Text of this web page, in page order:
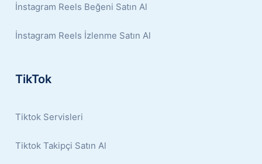
İnstagram Reels Beğeni Satın Al
İnstagram Reels İzlenme Satın Al
TikTok
Tiktok Servisleri
Tiktok Takipçi Satın Al